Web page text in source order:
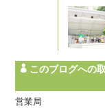
このブログへの
営業局